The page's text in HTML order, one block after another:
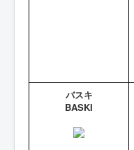
バスキ
BASKI